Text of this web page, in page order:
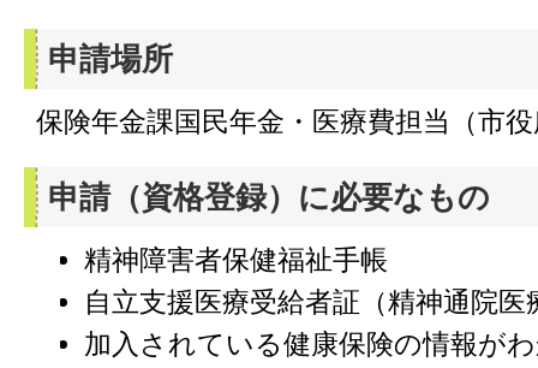
申請場所
保険年金課国民年金・医療費担当（市
申請（資格登録）に必要なもの
精神障害者保健福祉手帳
自立支援医療受給者証（精神通院医
加入されている健康保険の情報が